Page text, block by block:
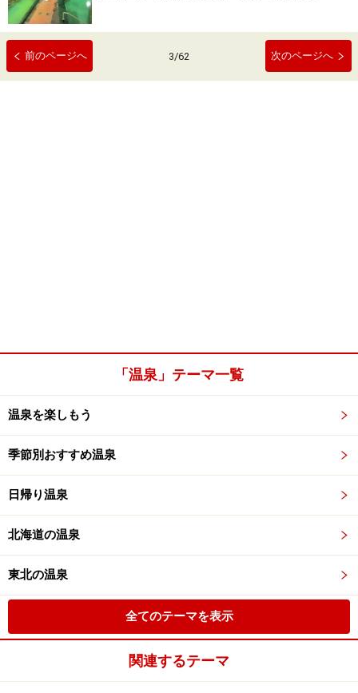
前のページへ 3/62 次のページへ
「温泉」テーマ一覧
温泉を楽しもう
季節別おすすめ温泉
日帰り温泉
北海道の温泉
東北の温泉
全てのテーマを表示
関連するテーマ